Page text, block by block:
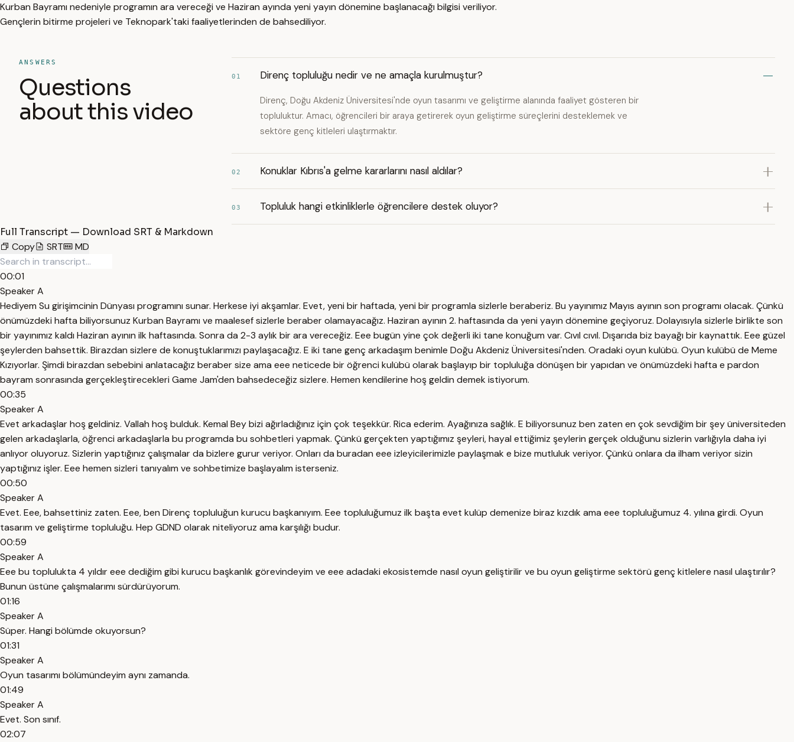
Kurban Bayramı nedeniyle programın ara vereceği ve Haziran ayında yeni yayın dönemine başlanacağı bilgisi veriliyor.
Gençlerin bitirme projeleri ve Teknopark'taki faaliyetlerinden de bahsediliyor.
ANSWERS
Questions
about this video
01 Direnç topluluğu nedir ve ne amaçla kurulmuştur?
Direnç, Doğu Akdeniz Üniversitesi'nde oyun tasarımı ve geliştirme alanında faaliyet gösteren bir
topluluktur. Amacı, öğrencileri bir araya getirerek oyun geliştirme süreçlerini desteklemek ve
sektöre genç kitleleri ulaştırmaktır.
02 Konuklar Kıbrıs'a gelme kararlarını nasıl aldılar?
03 Topluluk hangi etkinliklerle öğrencilere destek oluyor?
Full Transcript — Download SRT & Markdown
Copy
SRT MD
00:01
Speaker A
Hediyem Su girişimcinin Dünyası programını sunar. Herkese iyi akşamlar. Evet, yeni bir haftada, yeni bir programla sizlerle beraberiz. Bu yayınımız Mayıs ayının son programı olacak. Çünkü
önümüzdeki hafta biliyorsunuz Kurban Bayramı ve maalesef sizlerle beraber olamayacağız. Haziran ayının 2. haftasında da yeni yayın dönemine geçiyoruz. Dolayısıyla sizlerle birlikte son
bir yayınımız kaldı Haziran ayının ilk haftasında. Sonra da 2-3 aylık bir ara vereceğiz. Eee bugün yine çok değerli iki tane konuğum var. Cıvıl cıvıl. Dışarıda biz bayağı bir kaynattık. Eee güzel
şeylerden bahsettik. Birazdan sizlere de konuştuklarımızı paylaşacağız. E iki tane genç arkadaşım benimle Doğu Akdeniz Üniversitesi'nden. Oradaki oyun kulübü. Oyun kulübü de Meme
Kızıyorlar. Şimdi birazdan sebebini anlatacağız beraber size ama eee neticede bir öğrenci kulübü olarak başlayıp bir topluluğa dönüşen bir yapıdan ve önümüzdeki hafta e pardon
bayram sonrasında gerçekleştirecekleri Game Jam'den bahsedeceğiz sizlere. Hemen kendilerine hoş geldin demek istiyorum.
00:35
Speaker A
Evet arkadaşlar hoş geldiniz. Vallah hoş bulduk. Kemal Bey bizi ağırladığınız için çok teşekkür. Rica ederim. Ayağınıza sağlık. E biliyorsunuz ben zaten en çok sevdiğim bir şey üniversiteden
gelen arkadaşlarla, öğrenci arkadaşlarla bu programda bu sohbetleri yapmak. Çünkü gerçekten yaptığımız şeyleri, hayal ettiğimiz şeylerin gerçek olduğunu sizlerin varlığıyla daha iyi
anlıyor oluyoruz. Sizlerin yaptığınız çalışmalar da bizlere gurur veriyor. Onları da buradan eee izleyicilerimizle paylaşmak e bize mutluluk veriyor. Çünkü onlara da ilham veriyor sizin
yaptığınız işler. Eee hemen sizleri tanıyalım ve sohbetimize başlayalım isterseniz.
00:50
Speaker A
Evet. Eee, bahsettiniz zaten. Eee, ben Direnç topluluğun kurucu başkanıyım. Eee topluluğumuz ilk başta evet kulüp demenize biraz kızdık ama eee topluluğumuz 4. yılına girdi. Oyun
tasarım ve geliştirme topluluğu. Hep GDND olarak niteliyoruz ama karşılığı budur.
00:59
Speaker A
Eee bu toplulukta 4 yıldır eee dediğim gibi kurucu başkanlık görevindeyim ve eee adadaki ekosistemde nasıl oyun geliştirilir ve bu oyun geliştirme sektörü genç kitlelere nasıl ulaştırılır?
Bunun üstüne çalışmalarımı sürdürüyorum.
01:16
Speaker A
Süper. Hangi bölümde okuyorsun?
01:31
Speaker A
Oyun tasarımı bölümündeyim aynı zamanda.
01:49
Speaker A
Evet. Son sınıf.
02:07